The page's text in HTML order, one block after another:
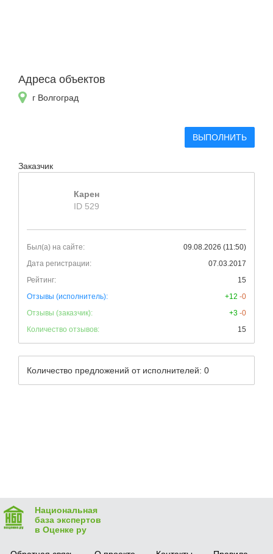
Адреса объектов
г Волгоград
ВЫПОЛНИТЬ
Заказчик
Карен
ID 529
Был(а) на сайте:
09.08.2026 (11:50)
Дата регистрации:
07.03.2017
Рейтинг:
15
Отзывы (исполнитель):
+12 -0
Отзывы (заказчик):
+3 -0
Количество отзывов:
15
Количество предложений от исполнителей: 0
Национальная
база экспертов
в Оценке ру